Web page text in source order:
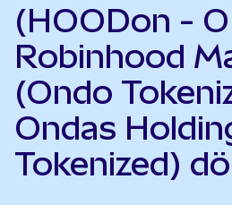
(HOODon -
Robinhood
(Ondo
Ondas
Tokenized)